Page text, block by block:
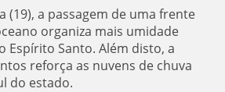
(19), a passagem de uma frente
organiza mais umidade
Espírito Santo. Além disto, a
reforça as nuvens de chuva
do estado.